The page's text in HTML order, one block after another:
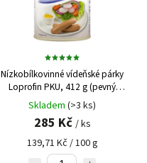
Nízkobílkovinné vídeňské párky
Loprofin PKU, 412 g (pevný
podíl 204 g, 6 × 34 g)
Skladem (>3 ks)
285 Kč / ks
139,71 Kč / 100 g